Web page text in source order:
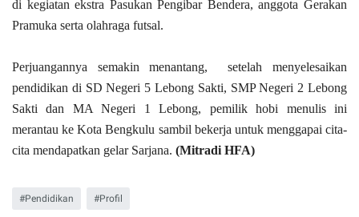
di kegiatan ekstra Pasukan Pengibar Bendera, anggota Gerakan
Pramuka serta olahraga futsal.
Perjuangannya semakin menantang, setelah menyelesaikan
pendidikan di SD Negeri 5 Lebong Sakti, SMP Negeri 2 Lebong
Sakti dan MA Negeri 1 Lebong, pemilik hobi menulis ini
merantau ke Kota Bengkulu sambil bekerja untuk menggapai cita-
cita mendapatkan gelar Sarjana. (Mitradi HFA)
Pendidikan Profil